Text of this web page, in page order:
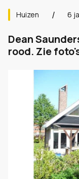
Huizen 6
Dean
rood. Zie